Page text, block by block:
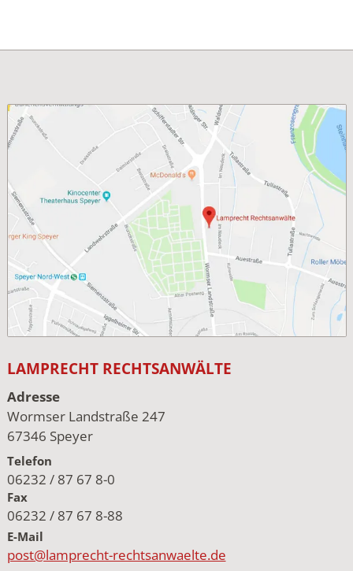
LAMPRECHT RECHTSANWÄLTE
Adresse
Wormser Landstraße 247
67346 Speyer
Telefon
06232 / 87 67 8-0
Fax
06232 / 87 67 8-88
E-Mail
post@lamprecht-rechtsanwaelte.de